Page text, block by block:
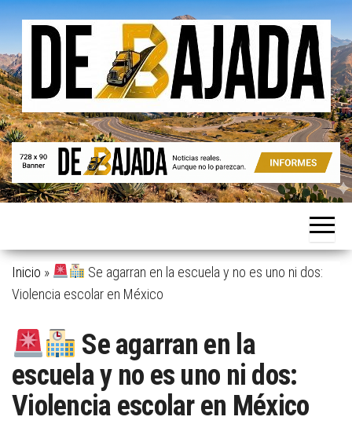
Saltar
contenido
De
Bajada
Noticias
Aunque
parezcan.
Inicio »
Se agarran en la escuela y no es uno ni dos:
Violencia escolar en México
Se agarran en la
escuela y no es uno ni dos:
Violencia escolar en México